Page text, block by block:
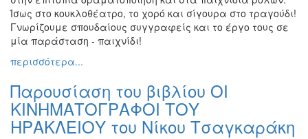
Ίσως στο κουκλοθέατρο, το χορό και σίγουρα στο τραγούδι!
Γνωρίζουμε σπουδαίους συγγραφείς και το έργο τους σε
μία παράσταση - παιχνίδι!
περισσότερα...
Παρουσίαση του βιβλίου ΟΙ
ΚΙΝΗΜΑΤΟΓΡΑΦΟΙ ΤΟΥ
ΗΡΑΚΛΕΙΟΥ του Νίκου Τσαγκαράκη